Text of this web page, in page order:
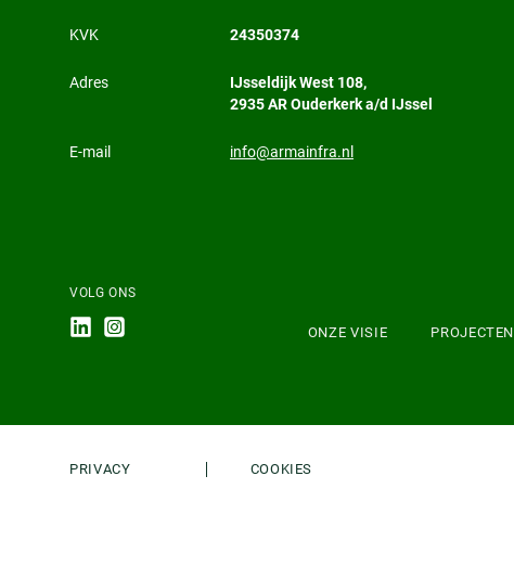
KVK 24350374
Adres
IJsseldijk West 108,
2935 AR Ouderkerk a/d IJssel
E-mail info@armainfra.nl
VOLG ONS
ONZE VISIE PROJECTEN
PRIVACY COOKIES